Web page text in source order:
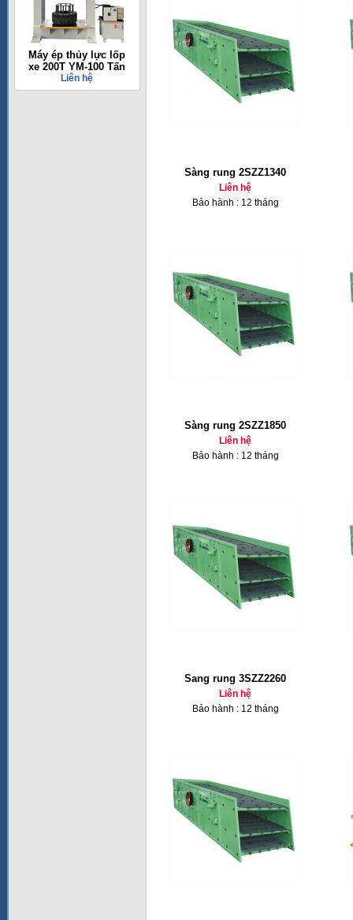
Máy ép thủy lực lốp
xe 200T YM-100 Tấn
Liên hệ
Sàng rung 2SZZ1340
Liên hệ
Bảo hành : 12 tháng
Sàng rung 2SZZ1850
Liên hệ
Bảo hành : 12 tháng
Sang rung 3SZZ2260
Liên hệ
Bảo hành : 12 tháng